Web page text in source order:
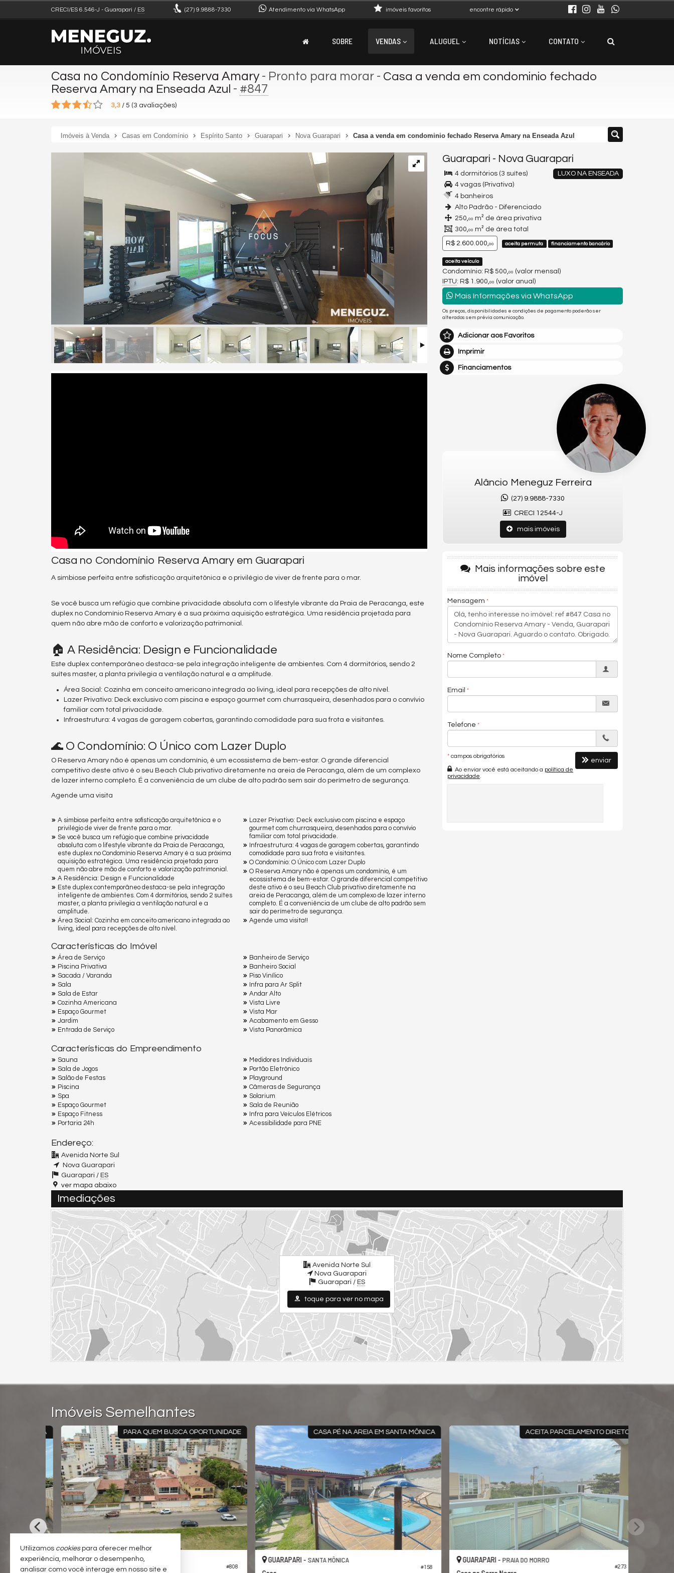
CRECI/ES 6.546-J - Guarapari / ES (27) 9.9888-7330 Atendimento via WhatsApp encontre rápido
imóveis favoritos
SOBRE VENDAS ALUGUEL NOTÍCIAS CONTATO
Casa no Condomínio Reserva Amary- Pronto para morar - Casa a venda em condominio fechado
Reserva Amary na Enseada Azul - #847
3,3 / 5 (3 avaliações)
Imóveis à Venda Casas em Condomínio Espírito Santo Guarapari Nova Guarapari Casa a venda em condominio fechado Reserva Amary na Enseada Azul
Casa no Condomínio Reserva Amary em Guarapari
A simbiose perfeita entre sofisticação arquitetônica e o privilégio de viver de frente para o mar.
Se você busca um refúgio que combine privacidade absoluta com o lifestyle vibrante da Praia de Peracanga, este
duplex no Condomínio Reserva Amary é a sua próxima aquisição estratégica. Uma residência projetada para
quem não abre mão de conforto e valorização patrimonial.
🏠 A Residência: Design e Funcionalidade
Este duplex contemporâneo destaca-se pela integração inteligente de ambientes. Com 4 dormitórios, sendo 2
suítes master, a planta privilegia a ventilação natural e a amplitude.
Área Social: Cozinha em conceito americano integrada ao living, ideal para recepções de alto nível.
Lazer Privativo: Deck exclusivo com piscina e espaço gourmet com churrasqueira, desenhados para o convívio
familiar com total privacidade.
Infraestrutura: 4 vagas de garagem cobertas, garantindo comodidade para sua frota e visitantes.
🌊 O Condomínio: O Único com Lazer Duplo
O Reserva Amary não é apenas um condomínio, é um ecossistema de bem-estar. O grande diferencial
competitivo deste ativo é o seu Beach Club privativo diretamente na areia de Peracanga, além de um complexo
de lazer interno completo. É a conveniência de um clube de alto padrão sem sair do perímetro de segurança.
Agende uma visita
A simbiose perfeita entre sofisticação arquitetônica e o
privilégio de viver de frente para o mar.
Se você busca um refúgio que combine privacidade
absoluta com o lifestyle vibrante da Praia de Peracanga,
este duplex no Condomínio Reserva Amary é a sua próxima
aquisição estratégica. Uma residência projetada para
quem não abre mão de conforto e valorização patrimonial.
A Residência: Design e Funcionalidade
Este duplex contemporâneo destaca-se pela integração
inteligente de ambientes. Com 4 dormitórios, sendo 2 suítes
master, a planta privilegia a ventilação natural e a
amplitude.
Área Social: Cozinha em conceito americano integrada ao
living, ideal para recepções de alto nível.
Lazer Privativo: Deck exclusivo com piscina e espaço
gourmet com churrasqueira, desenhados para o convívio
familiar com total privacidade.
Infraestrutura: 4 vagas de garagem cobertas, garantindo
comodidade para sua frota e visitantes.
O Condomínio: O Único com Lazer Duplo
O Reserva Amary não é apenas um condomínio, é um
ecossistema de bem-estar. O grande diferencial competitivo
deste ativo é o seu Beach Club privativo diretamente na
areia de Peracanga, além de um complexo de lazer interno
completo. É a conveniência de um clube de alto padrão sem
sair do perímetro de segurança.
Agende uma visita!!
Características do Imóvel
Área de Serviço
Piscina Privativa
Sacada / Varanda
Sala
Sala de Estar
Cozinha Americana
Espaço Gourmet
Jardim
Entrada de Serviço
Banheiro de Serviço
Banheiro Social
Piso Vinílico
Infra para Ar Split
Andar Alto
Vista Livre
Vista Mar
Acabamento em Gesso
Vista Panorâmica
Características do Empreendimento
Sauna
Sala de Jogos
Salão de Festas
Piscina
Spa
Espaço Gourmet
Espaço Fitness
Portaria 24h
Medidores Individuais
Portão Eletrônico
Playground
Câmeras de Segurança
Solarium
Sala de Reunião
Infra para Veículos Elétricos
Acessibilidade para PNE
Endereço:
Avenida Norte Sul
Nova Guarapari
Guarapari / ES
ver mapa abaixo
Guarapari - Nova Guarapari
LUXO NA ENSEADA
4 dormitórios (3 suítes)
4 vagas (Privativa)
4 banheiros
Alto Padrão - Diferenciado
250,00 m² de área privativa
300,00 m² de área total
R$ 2.600.000,00 aceita permuta financiamento bancário
aceita veículo
Condomínio: R$ 500, 00 (valor mensal)
IPTU: R$ 1.900, 00 (valor anual)
Mais Informações via WhatsApp
Os preços, disponibilidades e condições de pagamento poderão ser
alterados sem prévia comunicação.
Adicionar aos Favoritos
Imprimir
Financiamentos
Alâncio Meneguz Ferreira
(27) 9.9888-7330
CRECI 12544-J
mais imóveis
Mais informações sobre este
imóvel
Mensagem
Nome Completo
Email
Telefone
* campos obrigatórios
Ao enviar você está aceitando a política de
privacidade
enviar
Imediações
Avenida Norte Sul
Nova Guarapari
Guarapari / ES
toque para ver no mapa
Imóveis Semelhantes
CASA PÉ NA AREIA EM SANTA MÔNICA
#158
GUARAPARI -SANTA MÔNICA
ACEITA PARCELAMENTO DIRETO
#273
GUARAPARI -PRAIA DO MORRO
CASA COM PISCINA
#637
GUARAPARI -JARDIM BOA VISTA
Utilizamos cookiespara oferecer melhor
experiência, melhorar o desempenho,
analisar como você interage em nosso site e